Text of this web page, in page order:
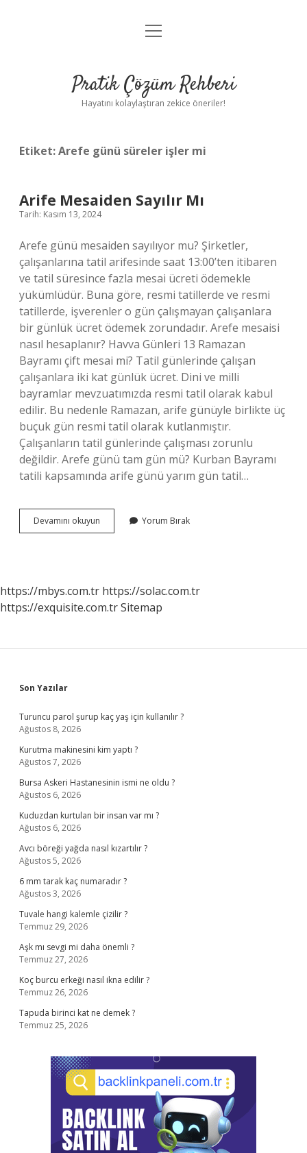
Anasayfa
Yasal Uyarı
menüyü
Pratik Çözüm Rehberi
Hayatını kolaylaştıran zekice öneriler!
Etiket:Arefe günü süreler işler mi
Arife Mesaiden Sayılır Mı
Tarih: Kasım 13, 2024
Arefe günü mesaiden sayılıyor mu? Şirketler,
çalışanlarına tatil arifesinde saat 13:00’ten itibaren
ve tatil süresince fazla mesai ücreti ödemekle
yükümlüdür. Buna göre, resmi tatillerde ve resmi
tatillerde, işverenler o gün çalışmayan çalışanlara
bir günlük ücret ödemek zorundadır. Arefe mesaisi
nasıl hesaplanır? Havva Günleri 13 Ramazan
Bayramı çift mesai mi? Tatil günlerinde çalışan
çalışanlara iki kat günlük ücret. Dini ve milli
bayramlar mevzuatımızda resmi tatil olarak kabul
edilir. Bu nedenle Ramazan, arife günüyle birlikte üç
buçuk gün resmi tatil olarak kutlanmıştır.
Çalışanların tatil günlerinde çalışması zorunlu
değildir. Arefe günü tam gün mü? Kurban Bayramı
tatili kapsamında arife günü yarım gün tatil…
Devamını okuyun
Mesaiden
Yorum Bırak
https://mbys.com.tr https://solac.com.tr
https://exquisite.com.trSitemap
Sidebar
Son Yazılar
Turuncu parol şurup kaç yaş için kullanılır ?
Ağustos 8, 2026
Kurutma makinesini kim yaptı ?
Ağustos 7, 2026
Bursa Askeri Hastanesinin ismi ne oldu ?
Ağustos 6, 2026
Kuduzdan kurtulan bir insan var mı ?
Ağustos 6, 2026
Avcı böreği yağda nasıl kızartılır ?
Ağustos 5, 2026
6 mm tarak kaç numaradır ?
Ağustos 3, 2026
Tuvale hangi kalemle çizilir ?
Temmuz 29, 2026
Aşk mı sevgi mi daha önemli ?
Temmuz 27, 2026
Koç burcu erkeği nasıl ikna edilir ?
Temmuz 26, 2026
Tapuda birinci kat ne demek ?
Temmuz 25, 2026